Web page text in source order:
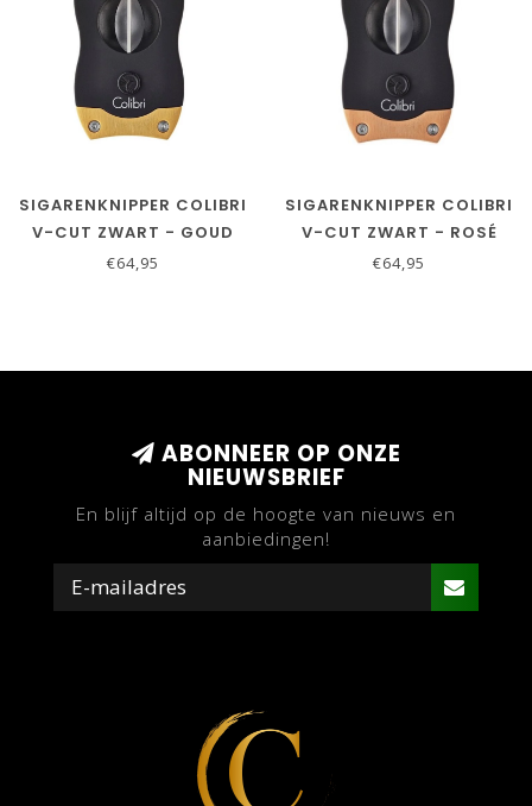
SIGARENKNIPPER COLIBRI
V-CUT ZWART - GOUD
€64,95
SIGARENKNIPPER COLIBRI
V-CUT ZWART - ROSÉ
GOUD
€64,95
ABONNEER OP ONZE
NIEUWSBRIEF
En blijf altijd op de hoogte van nieuws en
aanbiedingen!